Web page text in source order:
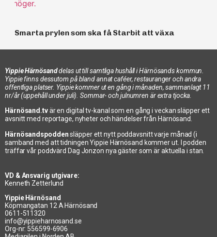
Smarta prylen som ska få Starbit att växa
Yippie Härnösanddelas ut till samtliga hushåll i Härnösands kommun.
Yippie finns dessutom på bland annat caféer, restauranger och andra
offentliga platser. Yippie kommer ut en gång i månaden, sammanlagt 11
nr/år (uppehåll under juli). Sommar- och julnumren är extra tjocka.
Härnösand.tvär en digital tv-kanal som en gång i veckan släpper ett
avsnitt med reportage, nyheter och händelser från Härnösand.
Härnösandspoddensläpper ett nytt poddavsnitt varje månad (i
samband med att tidningen Yippie Härnösand kommer ut. I podden
träffar vår poddvärd Dag Jonzon nya gäster som är aktuella i stan.
VD & Ansvarig utgivare:
Kenneth Zetterlund
Yippie Härnösand
Köpmangatan 12 A Härnösand
0611-511320
info@yippieharnosand.se
Org-nr: 556599-6906